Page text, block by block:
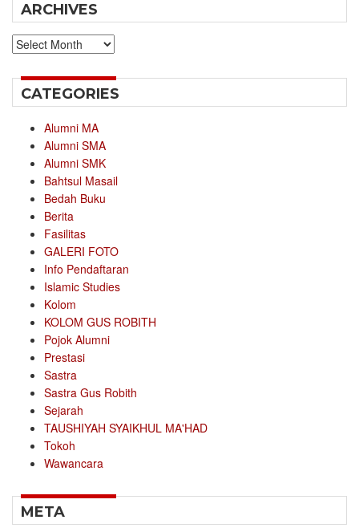
ARCHIVES
Archives
CATEGORIES
Alumni MA
Alumni SMA
Alumni SMK
Bahtsul Masail
Bedah Buku
Berita
Fasilitas
GALERI FOTO
Info Pendaftaran
Islamic Studies
Kolom
KOLOM GUS ROBITH
Pojok Alumni
Prestasi
Sastra
Sastra Gus Robith
Sejarah
TAUSHIYAH SYAIKHUL MA'HAD
Tokoh
Wawancara
META